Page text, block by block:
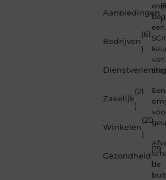
Aanbiedingen
)
Bedrijven
(61
)
Zakelijk
(21
)
Winkelen
(20
)
Gezondheid
(19
)
van
de